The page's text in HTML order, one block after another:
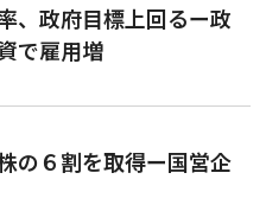
、政府目標上回るー政
で雇用増
の６割を取得ー国営企